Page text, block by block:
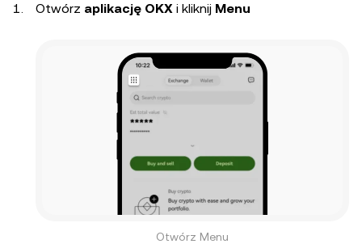
Otwórz aplikację OKX i kliknij Menu
Otwórz Menu